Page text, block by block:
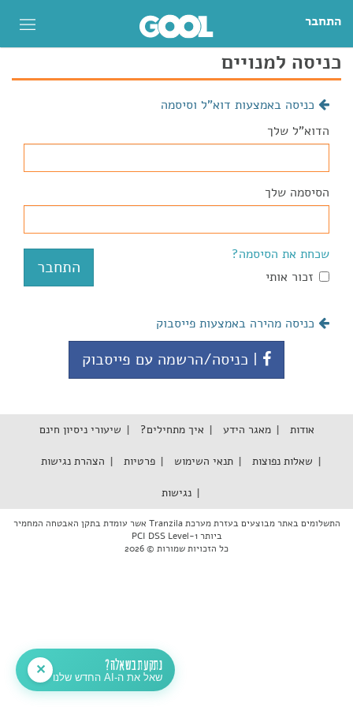
התחבר
כניסה למנויים
כניסה באמצעות דוא"ל וסיסמה
הדוא"ל שלך
הסיסמה שלך
שכחת את הסיסמה?
זכור אותי
כניסה מהירה באמצעות פייסבוק
| כניסה/הרשמה עם פייסבוק
אודות מאגר הידע איך מתחילים? שיעורי ניסיון חינם
שאלות נפוצות תנאי השימוש פרטיות הצהרת נגישות
נגישות
התשלומים באתר מבוצעים בעזרת מערכת Tranzila אשר עומדת בתקן האבטחה המחמיר
ביותר PCI DSS Level-1
כל הזכויות שמורות © 2026
נתקעת בשאלה?
שאל את ה-AI החדש שלנו
✕